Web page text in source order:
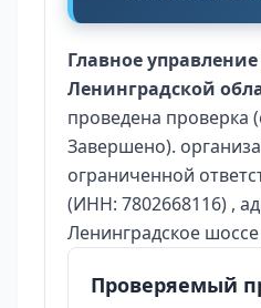
Главное
Ленинградской
проведена проверка
Завершено).
ограниченной
(ИНН: 7802668116) ,
Ленинградское
Проверяемый